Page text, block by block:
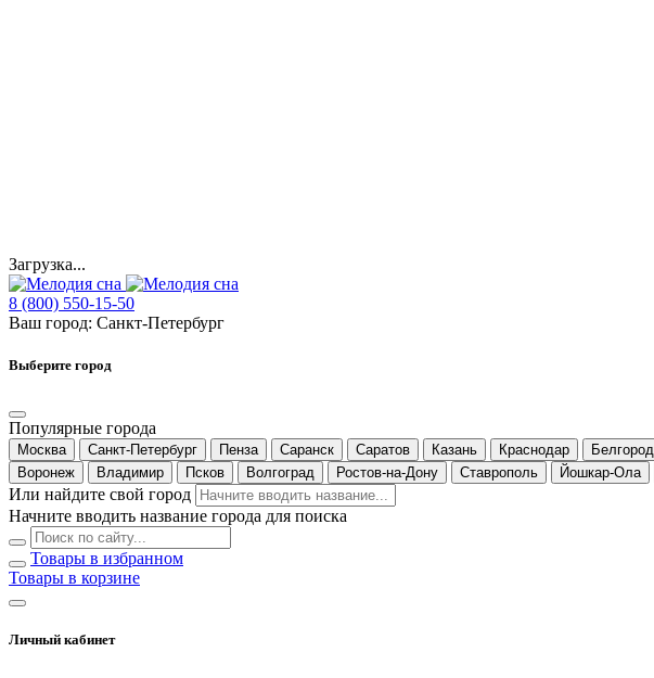
Загрузка...
8 (800) 550-15-50
Ваш город: Санкт-Петербург
Выберите город
Популярные города
Москва Санкт-Петербург Пенза Саранск Саратов Казань Краснодар Белгород
Воронеж
Владимир Псков Волгоград Ростов-на-Дону Ставрополь Йошкар-Ола
Или найдите свой город
Начните вводить название города для поиска
Товары в избранном
Товары в корзине
Личный кабинет